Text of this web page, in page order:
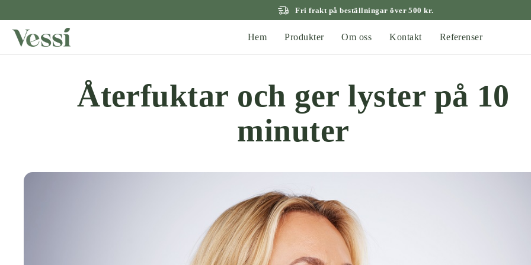
Fri frakt på beställningar över 500 kr.
Hem Produkter Om oss Kontakt Referenser
Återfuktar och ger lyster på 10
minuter